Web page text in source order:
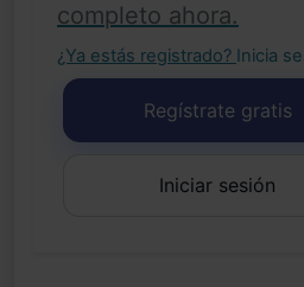
completo ahora.
¿Ya estás registrado? Inicia
Regístrate gratis
Iniciar sesión